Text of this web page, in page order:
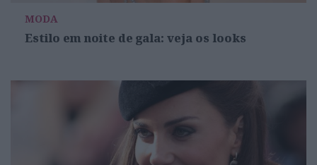
MODA
Estilo em noite de gala: veja os looks